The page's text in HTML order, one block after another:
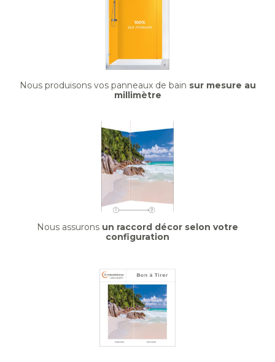
Nous produisons vos panneaux de bain sur mesure au
millimètre
Nous assurons un raccord décor selon votre
configuration